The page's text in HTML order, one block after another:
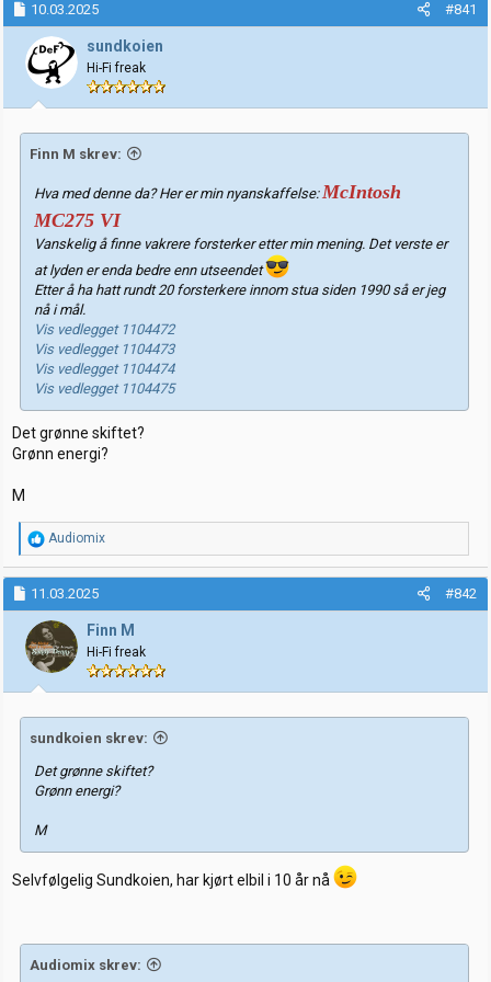
r
t
e
t
o
10.03.2025 #841
sundkoien
Hi-Fi freak
Finn M skrev:
Hva med denne da? Her er min nyanskaffelse:McIntosh
MC275 VI
Vanskelig å finne vakrere forsterker etter min mening. Det verste er
at lyden er enda bedre enn utseendet
Etter å ha hatt rundt 20 forsterkere innom stua siden 1990 så er jeg
nå i mål.
Vis vedlegget 1104472
Vis vedlegget 1104473
Vis vedlegget 1104474
Vis vedlegget 1104475
Det grønne skiftet?
Grønn energi?
M
R
e
a
k
j
o
n
e
r
Audiomix
11.03.2025 #842
Finn M
Hi-Fi freak
sundkoien skrev:
Det grønne skiftet?
Grønn energi?
M
Selvfølgelig Sundkoien, har kjørt elbil i 10 år nå
Audiomix skrev: